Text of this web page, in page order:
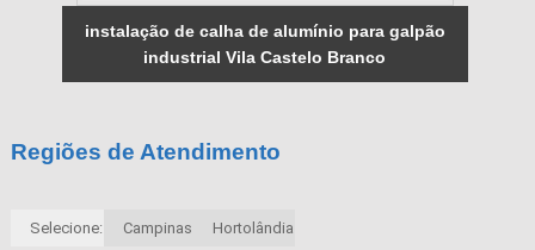
instalação de calha de alumínio para galpão
industrial Vila Castelo Branco
Regiões de Atendimento
Selecione: Campinas Hortolândia